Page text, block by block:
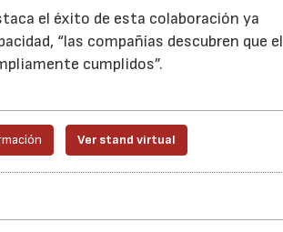
el éxito de esta colaboración ya
“las compañías descubren que el
cumplidos”.
Ver stand virtual